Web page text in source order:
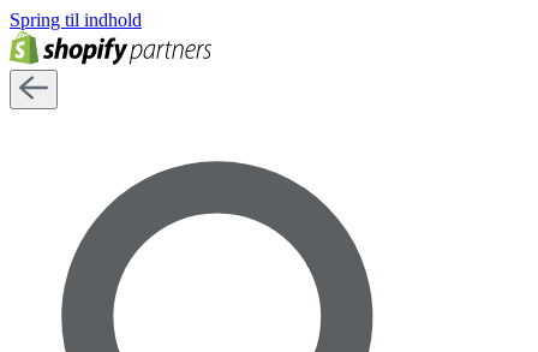
Spring til indhold